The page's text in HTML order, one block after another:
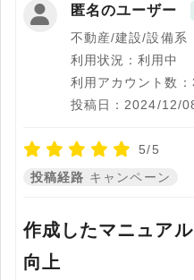
匿名のユーザー
不動産/建設/設備系
利用状況：利用中
利用アカウント数
投稿日：2024/12/
5/5
投稿経路 キャンペーン
作成したマニュア
向上